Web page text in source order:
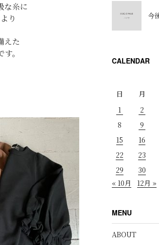
な糸に
り
えた
。
今
CALENDAR
日
月
1
2
8
9
15
16
22
23
29
30
« 10月
12月 »
MENU
ABOUT